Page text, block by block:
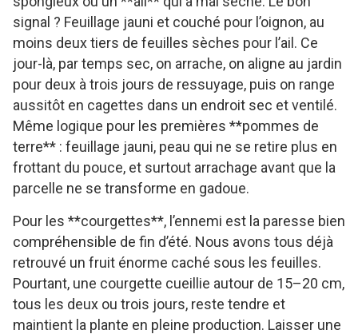
signal ? Feuillage jauni et couché pour l’oignon, au
moins deux tiers de feuilles sèches pour l’ail. Ce
jour-là, par temps sec, on arrache, on aligne au jardin
pour deux à trois jours de ressuyage, puis on range
aussitôt en cagettes dans un endroit sec et ventilé.
Même logique pour les premières **pommes de
terre** : feuillage jauni, peau qui ne se retire plus en
frottant du pouce, et surtout arrachage avant que la
parcelle ne se transforme en gadoue.
Pour les **courgettes**, l’ennemi est la paresse bien
compréhensible de fin d’été. Nous avons tous déjà
retrouvé un fruit énorme caché sous les feuilles.
Pourtant, une courgette cueillie autour de 15–20 cm,
tous les deux ou trois jours, reste tendre et
maintient la plante en pleine production. Laisser une